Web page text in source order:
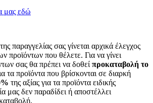
μας εδώ
παραγγελίας σας γίνεται αρχικά έλεγχος
προϊόντων που θέλετε. Για να γίνει
σας θα πρέπει να δοθεί προκαταβολή το
τα προϊόντα που βρίσκονται σε διαρκή
της αξίας για τα προϊόντα ειδικής
μας δεν παραδίδει ή αποστέλλει